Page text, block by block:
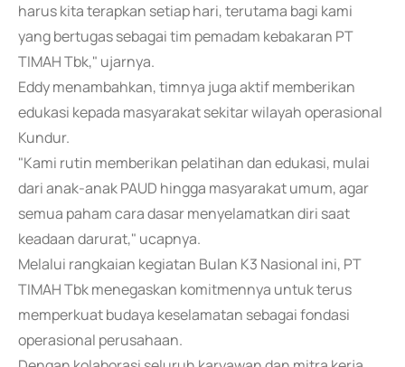
harus kita terapkan setiap hari, terutama bagi kami
yang bertugas sebagai tim pemadam kebakaran PT
TIMAH Tbk," ujarnya.
Eddy menambahkan, timnya juga aktif memberikan
edukasi kepada masyarakat sekitar wilayah operasional
Kundur.
"Kami rutin memberikan pelatihan dan edukasi, mulai
dari anak-anak PAUD hingga masyarakat umum, agar
semua paham cara dasar menyelamatkan diri saat
keadaan darurat," ucapnya.
Melalui rangkaian kegiatan Bulan K3 Nasional ini, PT
TIMAH Tbk menegaskan komitmennya untuk terus
memperkuat budaya keselamatan sebagai fondasi
operasional perusahaan.